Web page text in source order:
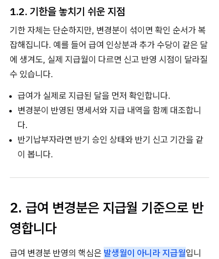
1.2. 기한을 놓치기 쉬운 지점
기한 자체는 단순하지만, 변경분이 섞이면 확인 순서가 복
잡해집니다. 예를 들어 급여 인상분과 추가 수당이 같은 달
에 생겨도, 실제 지급월이 다르면 신고 반영 시점이 달라질
수 있습니다.
급여가 실제로 지급된 달을 먼저 확인합니다.
변경분이 반영된 명세서와 지급 내역을 함께 대조합니
다.
반기납부자라면 반기 승인 상태와 반기 신고 기간을 같
이 봅니다.
2. 급여 변경분은 지급월 기준으로 반
영합니다
급여 변경분 반영의 핵심은 발생월이 아니라 지급월입니